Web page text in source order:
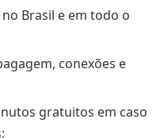
Brasil e em todo o
conexões e
gratuitos em caso